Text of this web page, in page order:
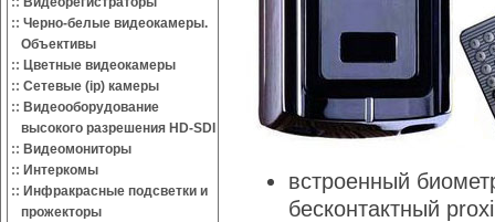
:: Черно-белые видеокамеры.
Объективы
:: Цветные видеокамеры
:: Сетевые (ip) камеры
:: Видеооборудование
высокого разрешения HD-SDI
:: Видеомониторы
:: Интеркомы
:: Инфракрасные подсветки и
прожекторы
встроенный
бесконтактный